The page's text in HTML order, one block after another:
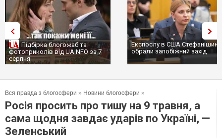
Підбірка блогожаб та
фотоприколів від UAINFO за 7
серпня
Експослу в США
обрали запобіжний захід
Вся правда з блогосфери » Новини блогосфери »
Росія просить про тишу на 9 травня, а
сама щодня завдає ударів по Україні, —
Зеленський